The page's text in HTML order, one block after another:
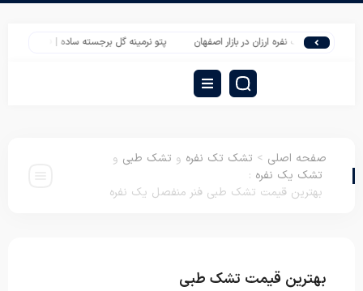
تک نفره ارزان در بازار اصفهان پتو نرمینه گل برجسته ساده | فروش عمده پتو
صفحه اصلی > تشک تک نفره و تشک طبی و
تشک یک نفره :
بهترین قیمت تشک طبی فنر منفصل یک نفره
بهترین قیمت تشک طبی